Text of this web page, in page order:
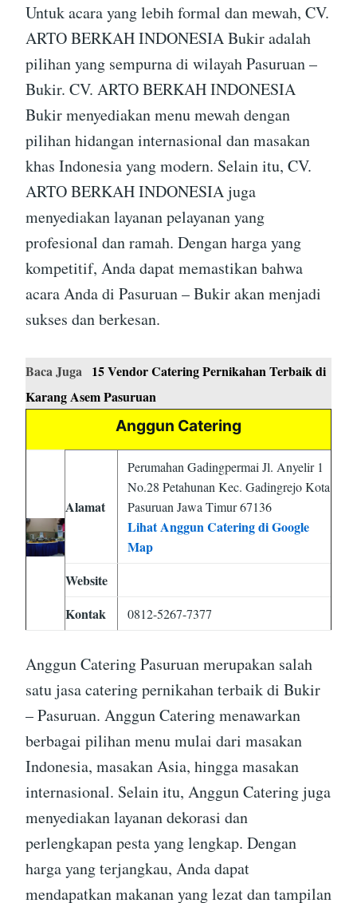
Untuk acara yang lebih formal dan mewah, CV.
ARTO BERKAH INDONESIA Bukir adalah
pilihan yang sempurna di wilayah Pasuruan –
Bukir. CV. ARTO BERKAH INDONESIA
Bukir menyediakan menu mewah dengan
pilihan hidangan internasional dan masakan
khas Indonesia yang modern. Selain itu, CV.
ARTO BERKAH INDONESIA juga
menyediakan layanan pelayanan yang
profesional dan ramah. Dengan harga yang
kompetitif, Anda dapat memastikan bahwa
acara Anda di Pasuruan – Bukir akan menjadi
sukses dan berkesan.
Baca Juga 15 Vendor Catering Pernikahan Terbaik di
Karang Asem Pasuruan
Anggun Catering
Alamat
Perumahan Gadingpermai Jl. Anyelir 1
No.28 Petahunan Kec. Gadingrejo Kota
Pasuruan Jawa Timur 67136
Lihat Anggun Catering di Google
Map
Website
Kontak
0812-5267-7377
Anggun Catering Pasuruan merupakan salah
satu jasa catering pernikahan terbaik di Bukir
– Pasuruan. Anggun Catering menawarkan
berbagai pilihan menu mulai dari masakan
Indonesia, masakan Asia, hingga masakan
internasional. Selain itu, Anggun Catering juga
menyediakan layanan dekorasi dan
perlengkapan pesta yang lengkap. Dengan
harga yang terjangkau, Anda dapat
mendapatkan makanan yang lezat dan tampilan